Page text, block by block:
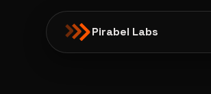
Pirabel Labs